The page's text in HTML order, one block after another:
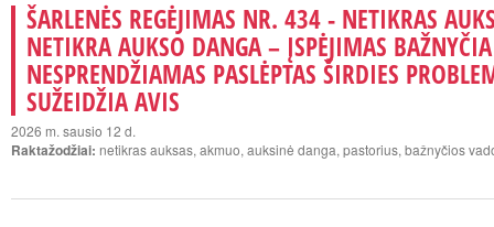
ŠARLENĖS REGĖJIMAS NR. 434 - NETIKRAS
NETIKRA AUKSO DANGA – ĮSPĖJIMAS
NESPRENDŽIAMAS PASLĖPTAS ŠIRDIES
SUŽEIDŽIA AVIS
2026 m. sausio 12 d.
Raktažodžiai: netikras auksas, akmuo, auksinė danga, pastorius, bažnyčios